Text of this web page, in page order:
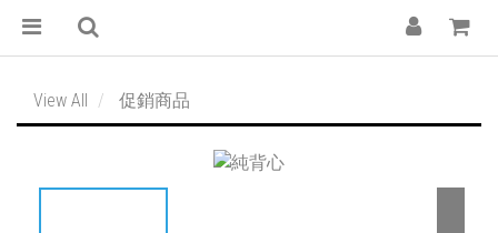
View All 促銷商品